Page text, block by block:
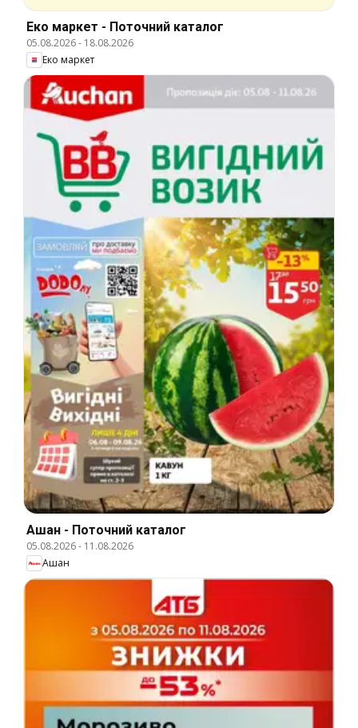
Еко маркет - Поточний каталог
05.08.2026- 18.08.2026
Еко маркет
Ашан - Поточний каталог
05.08.2026- 11.08.2026
Ашан